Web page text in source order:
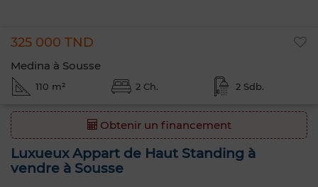
325 000 TND
Medina à Sousse
110 m² 2 Ch. 2 Sdb.
Obtenir un financement
Luxueux Appart de Haut Standing à
vendre à Sousse